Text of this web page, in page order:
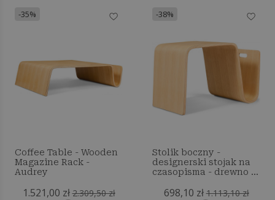
-35%
Coffee Table - Wooden
Magazine Rack -
Audrey
1.521,00 zł 2.309,50 zł
-38%
Stolik boczny -
designerski stojak na
czasopisma - drewno -
698,10 zł 1.113,10 zł